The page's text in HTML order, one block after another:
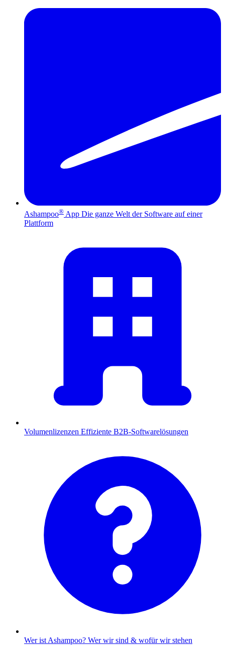
Ashampoo® App Die ganze Welt der Software auf einer
Plattform
Volumenlizenzen Effiziente B2B-Softwarelösungen
Wer ist Ashampoo? Wer wir sind & wofür wir stehen